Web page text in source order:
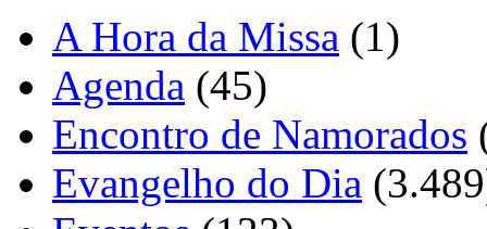
A Hora da Missa (1)
Agenda (45)
Encontro de Namorados
Evangelho do Dia